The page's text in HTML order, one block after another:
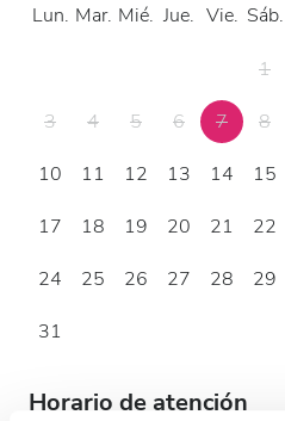
Lun. Mar. Mié. Jue. Vie. Sáb.
1
3
4 5 6 7 8
10
11 12 13 14 15
17
18 19 20 21 22
24
25 26 27 28 29
31
Horario de atención